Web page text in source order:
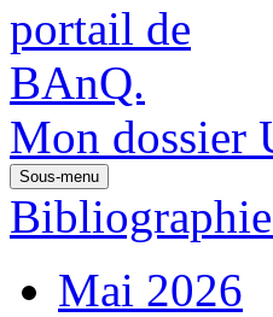
Mon dossier
Sous-menu
Mai 2026